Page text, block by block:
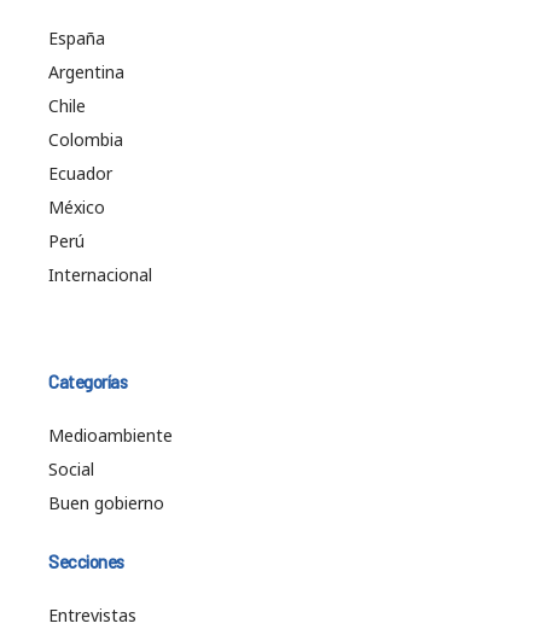
España
Argentina
Chile
Colombia
Ecuador
México
Perú
Internacional
Categorías
Medioambiente
Social
Buen gobierno
Secciones
Entrevistas